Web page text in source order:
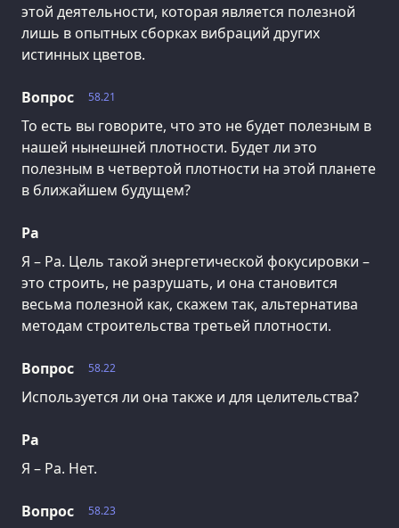
этой деятельности, которая является полезной
лишь в опытных сборках вибраций других
истинных цветов.
58.21
Вопрос
То есть вы говорите, что это не будет полезным в
нашей нынешней плотности. Будет ли это
полезным в четвертой плотности на этой планете
в ближайшем будущем?
Ра
Я – Ра. Цель такой энергетической фокусировки –
это строить, не разрушать, и она становится
весьма полезной как, скажем так, альтернатива
методам строительства третьей плотности.
58.22
Вопрос
Используется ли она также и для целительства?
Ра
Я – Ра. Нет.
58.23
Вопрос